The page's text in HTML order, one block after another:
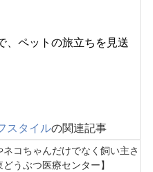
、ペットの旅立ちを見送
スタイルの関連記事
ネコちゃんだけでなく飼い主さ
うぶつ医療センター】